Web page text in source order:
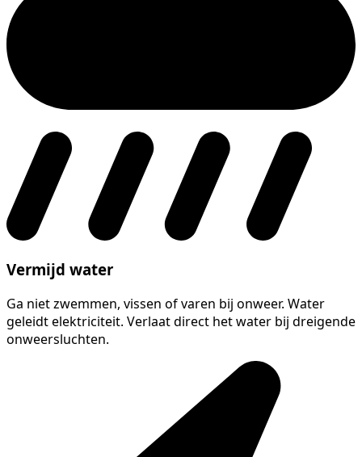
Vermijd water
Ga niet zwemmen, vissen of varen bij onweer. Water
geleidt elektriciteit. Verlaat direct het water bij dreigende
onweersluchten.